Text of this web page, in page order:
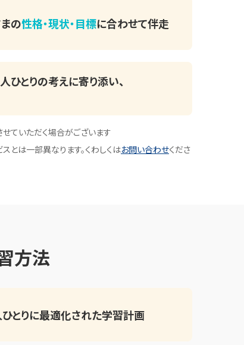
の性格・現状・目標に合わせて伴走
ひとりの考えに寄り添い、
ていただく場合がございます
とは一部異なります。くわしくはお問い合わせくださ
方法
とりに最適化された学習計画